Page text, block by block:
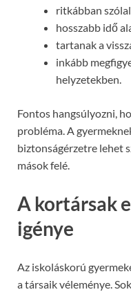
ritkábban
hosszabb idő
tartanak a
inkább
helyzetekben.
Fontos hangsúlyozni,
probléma. A
biztonságérzetre lehet
mások felé.
A kortársak
igénye
Az iskoláskorú
a társaik véleménye.